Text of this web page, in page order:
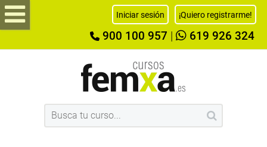
Iniciar sesión ¡Quiero registrarme!
900 100 957 619 926 324